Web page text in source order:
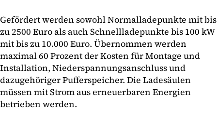
Gefördert werden sowohl Normalladepunkte mit bis
zu 2500 Euro als auch Schnellladepunkte bis 100 kW
mit bis zu 10.000 Euro. Übernommen werden
maximal 60 Prozent der Kosten für Montage und
Installation, Niederspannungsanschluss und
dazugehöriger Pufferspeicher. Die Ladesäulen
müssen mit Strom aus erneuerbaren Energien
betrieben werden.